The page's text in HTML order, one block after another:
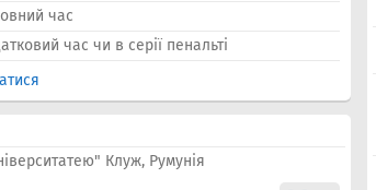
час
час чи в серії пенальті
Клуж, Румунія